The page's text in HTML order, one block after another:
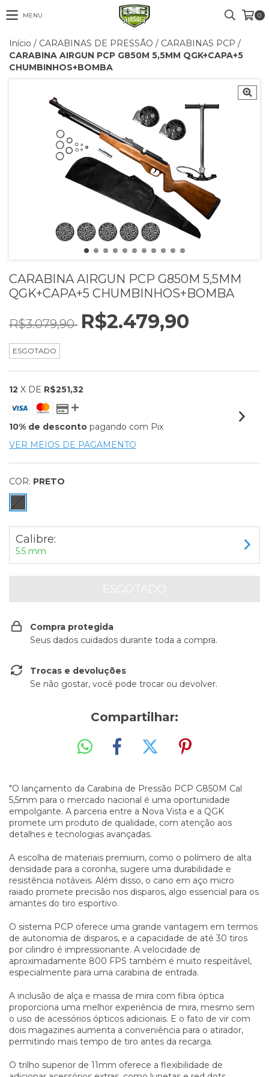
MENU 0
Início / CARABINAS DE PRESSÃO / CARABINAS PCP /
CARABINA AIRGUN PCP G850M 5,5MM QGK+CAPA+5
CHUMBINHOS+BOMBA
CARABINA AIRGUN PCP G850M 5,5MM
QGK+CAPA+5 CHUMBINHOS+BOMBA
R$3.079,90 R$2.479,90
ESGOTADO
12 X DE R$251,32
10% de desconto pagando com Pix
VER MEIOS DE PAGAMENTO
COR: PRETO
Calibre:
5.5 mm
Compra protegida
Seus dados cuidados durante toda a compra.
Trocas e devoluções
Se não gostar, você pode trocar ou devolver.
Compartilhar:
"O lançamento da Carabina de Pressão PCP G850M Cal
5,5mm para o mercado nacional é uma oportunidade
empolgante. A parceria entre a Nova Vista e a QGK
promete um produto de qualidade, com atenção aos
detalhes e tecnologias avançadas.
A escolha de materiais premium, como o polímero de alta
densidade para a coronha, sugere uma durabilidade e
resistência notáveis. Além disso, o cano em aço micro
raiado promete precisão nos disparos, algo essencial para os
amantes do tiro esportivo.
O sistema PCP oferece uma grande vantagem em termos
de autonomia de disparos, e a capacidade de até 30 tiros
por cilindro é impressionante. A velocidade de
aproximadamente 800 FPS também é muito respeitável,
especialmente para uma carabina de entrada.
A inclusão de alça e massa de mira com fibra óptica
proporciona uma melhor experiência de mira, mesmo sem
o uso de acessórios ópticos adicionais. E o fato de vir com
dois magazines aumenta a conveniência para o atirador,
permitindo mais tempo de tiro antes da recarga.
O trilho superior de 11mm oferece a flexibilidade de